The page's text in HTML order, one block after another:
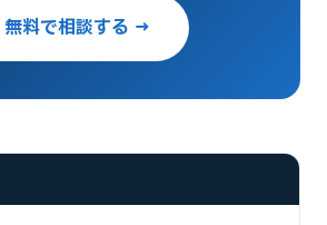
無料で相談する →